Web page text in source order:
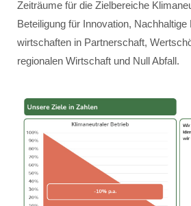
Zeiträume für die Zielbereiche
Beteiligung für Innovation,
wirtschaften in Partnerschaft,
regionalen Wirtschaft und Null Abfall.